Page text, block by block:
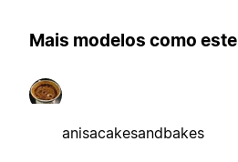
Mais modelos como este
anisacakesandbakes